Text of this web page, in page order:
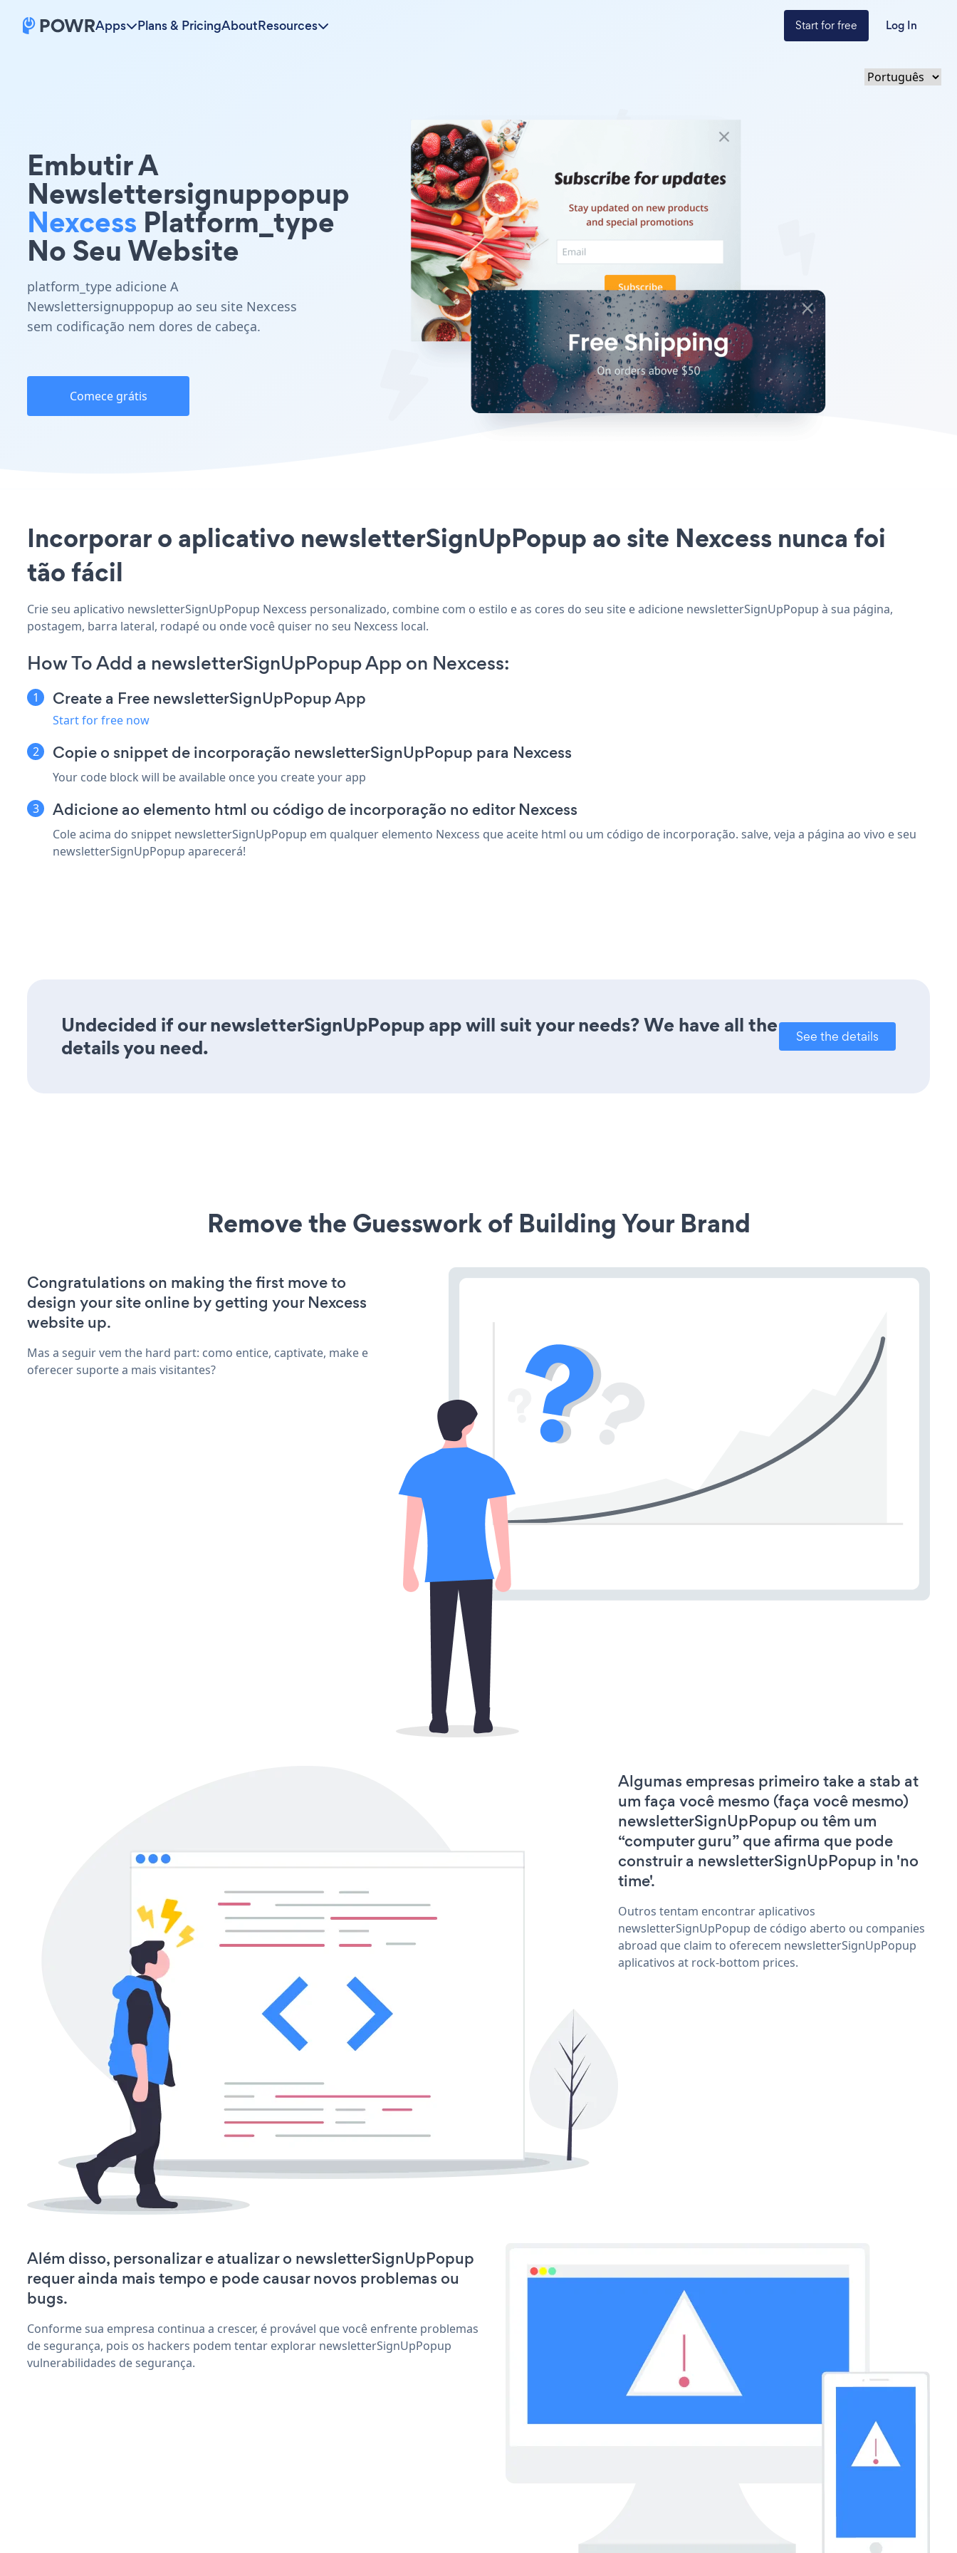
Apps Plans & PricingAboutResources Start for free Log In
Embutir A
Newslettersignuppopup
Nexcess Platform_type
No Seu Website
platform_type adicione A
Newslettersignuppopup ao seu site Nexcess
sem codificação nem dores de cabeça.
Comece grátis
Incorporar o aplicativo newsletterSignUpPopup ao site Nexcess nunca foi
tão fácil
Crie seu aplicativo newsletterSignUpPopup Nexcess personalizado, combine com o estilo e as cores do seu site e adicione newsletterSignUpPopup à sua página,
postagem, barra lateral, rodapé ou onde você quiser no seu Nexcess local.
How To Add a newsletterSignUpPopup App on Nexcess:
Create a Free newsletterSignUpPopup App
Start for free now
Copie o snippet de incorporação newsletterSignUpPopup para Nexcess
Your code block will be available once you create your app
Adicione ao elemento html ou código de incorporação no editor Nexcess
Cole acima do snippet newsletterSignUpPopup em qualquer elemento Nexcess que aceite html ou um código de incorporação. salve, veja a página ao vivo e seu
newsletterSignUpPopup aparecerá!
Undecided if our newsletterSignUpPopup app will suit your needs? We have all the
details you need.
See the details
Remove the Guesswork of Building Your Brand
Congratulations on making the first move to
design your site online by getting your Nexcess
website up.
Mas a seguir vem the hard part: como entice, captivate, make e
oferecer suporte a mais visitantes?
Algumas empresas primeiro take a stab at
um faça você mesmo (faça você mesmo)
newsletterSignUpPopup ou têm um
“computer guru” que afirma que pode
construir a newsletterSignUpPopup in 'no
time'.
Outros tentam encontrar aplicativos
newsletterSignUpPopup de código aberto ou companies
abroad que claim to oferecem newsletterSignUpPopup
aplicativos at rock-bottom prices.
Além disso, personalizar e atualizar o newsletterSignUpPopup
requer ainda mais tempo e pode causar novos problemas ou
bugs.
Conforme sua empresa continua a crescer, é provável que você enfrente problemas
de segurança, pois os hackers podem tentar explorar newsletterSignUpPopup
vulnerabilidades de segurança.